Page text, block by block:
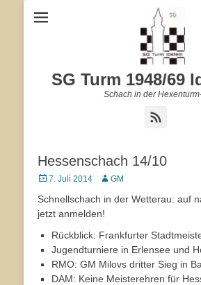
SG Turm 1948/69
Schach in der
Hessenschach 14/10
Veröffentlicht
7. Juli 2014 Autor
GM
Schnellschach in der Wetterau: auf
jetzt anmelden!
Rückblick: Frankfurter
Jugendturniere in Erlensee und
RMO: GM Milovs dritter Sieg in
DAM: Keine Meisterehren für